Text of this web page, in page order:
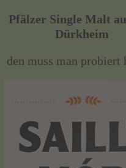
Pfälzer Single Malt
Dürkheim
den muss man probiert